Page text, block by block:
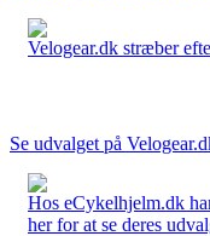
Velogear.dk stræber
Se udvalget på
Hos eCykelhjelm.dk
her for at se deres